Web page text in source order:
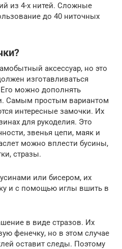
из 4-х нитей. Сложные
до 40 ниточных
аксессуар, но это
изготавливаться
можно дополнять
Самым простым вариантом
интересные замочки. Их
для рукоделия. Это
звенья цепи, маяк и
можно вплести бусины,
стразы.
или бисером, их
и с помощью иглы вшить в
в виде стразов. Их
фенечку, но в этом случае
оставит следы. Поэтому